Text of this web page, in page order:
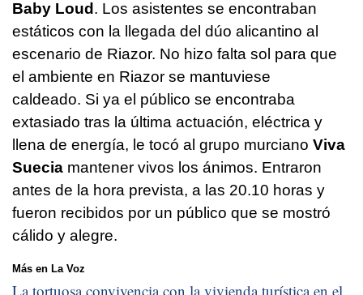
Baby Loud . Los asistentes se encontraban
estáticos con la llegada del dúo alicantino al
escenario de Riazor. No hizo falta sol para que
el ambiente en Riazor se mantuviese
caldeado. Si ya el público se encontraba
extasiado tras la última actuación, eléctrica y
llena de energía, le tocó al grupo murciano Viva
Suecia mantener vivos los ánimos. Entraron
antes de la hora prevista, a las 20.10 horas y
fueron recibidos por un público que se mostró
cálido y alegre.
Más en La Voz
La tortuosa convivencia con la vivienda turística en el